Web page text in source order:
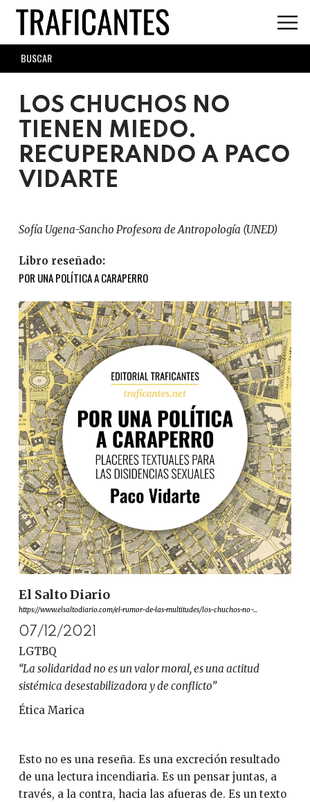
Skip
main
content
SEARCH
FORM
LOS CHUCHOS NO
TIENEN MIEDO.
RECUPERANDO A PACO
VIDARTE
Sofía Ugena-Sancho Profesora de Antropología (UNED)
Libro reseñado:
POR UNA POLÍTICA A CARAPERRO
El Salto Diario
https://www.elsaltodiario.com/el-rumor-de-las-multitudes/los-chuchos-no-...
07/12/2021
LGTBQ
“La solidaridad no es un valor moral, es una actitud
sistémica desestabilizadora y de conflicto”
Ética Marica
Esto no es una reseña. Es una excreción resultado
de una lectura incendiaria. Es un pensar juntas, a
través, a la contra, hacia las afueras de. Es un texto